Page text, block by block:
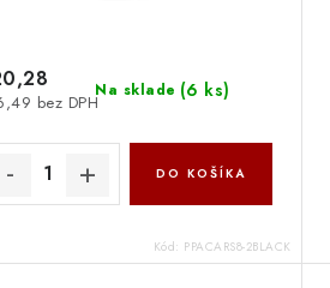
Na sklade (6 ks)
bez DPH
DO KOŠÍKA
Kód: PPACARS8-2BLACK